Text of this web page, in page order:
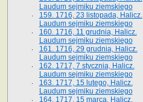
Laudum sejmiku ziemskiego
159. 1716, 23 listopada, Halicz.
Laudum sejmiku ziemskiego
160. 1716, 11 grudnia, Halicz.
Laudum sejmiku ziemskiego
161. 1716, 29 grudnia, Halicz.
Laudum sejmiku ziemskiego
162. 1717, 7 stycznia, Halicz.
Laudum sejmiku ziemskiego
163. 1717, 15 lutego, Halicz.
Laudum sejmiku ziemskiego
164. 1717, 15 marca, Halicz.